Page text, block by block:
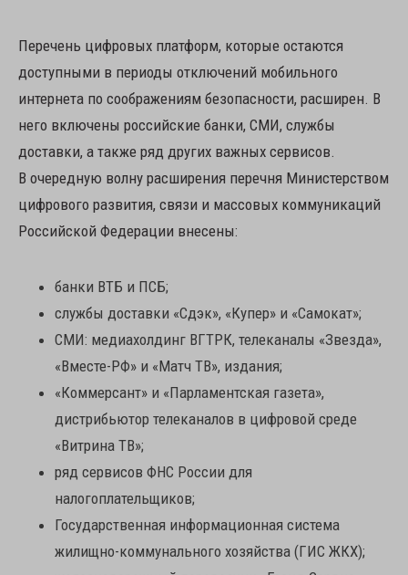
Перечень цифровых платформ, которые остаются
доступными в периоды отключений мобильного
интернета по соображениям безопасности, расширен. В
него включены российские банки, СМИ, службы
доставки, а также ряд других важных сервисов.
В очередную волну расширения перечня Министерством
цифрового развития, связи и массовых коммуникаций
Российской Федерации внесены:
банки ВТБ и ПСБ;
службы доставки «Сдэк», «Купер» и «Самокат»;
СМИ: медиахолдинг ВГТРК, телеканалы «Звезда»,
«Вместе-РФ» и «Матч ТВ», издания;
«Коммерсант» и «Парламентская газета»,
дистрибьютор телеканалов в цифровой среде
«Витрина ТВ»;
ряд сервисов ФНС России для
налогоплательщиков;
Государственная информационная система
жилищно-коммунального хозяйства (ГИС ЖКХ);